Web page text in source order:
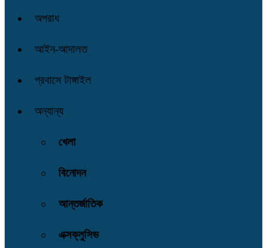
অপরাধ
আইন-আদালত
প্রবাসে টাঙ্গাইল
অন্যান্য
খেলা
বিনোদন
আন্তর্জাতিক
এক্সক্লুসিভ